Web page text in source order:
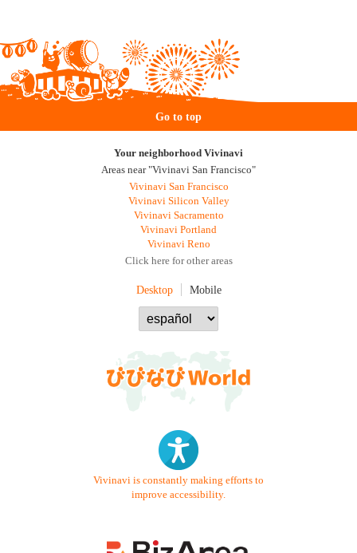
Go to top
Your neighborhood Vivinavi
Areas near "Vivinavi San Francisco"
Vivinavi San Francisco
Vivinavi Silicon Valley
Vivinavi Sacramento
Vivinavi Portland
Vivinavi Reno
Click here for other areas
Desktop Mobile
Vivinavi is constantly making efforts to
improve accessibility.